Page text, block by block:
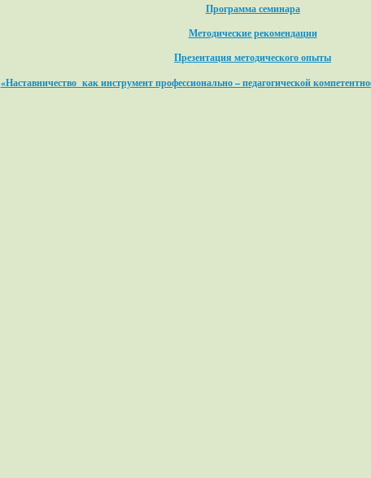
Программа семинара
Методические рекомендации
Презентация методического опыты
«Наставничество как инструмент профессионально – педагогической